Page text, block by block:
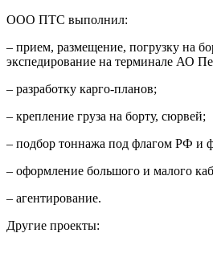
ООО ПТС выполнил:
– прием, размещение, погрузку на
экспедирование на терминале АО
– разработку карго-планов;
– крепление груза на борту, сюрвей;
– подбор тоннажа под флагом РФ и
– оформление большого и малого
– агентирование.
Другие проекты: